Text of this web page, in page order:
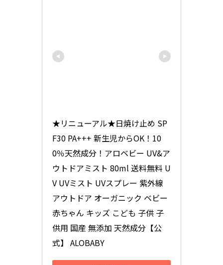
★リニューアル★日焼け止め SP
F30 PA+++ 新生児からOK！10
0％天然成分！アロベビー UV&ア
ウトドアミスト 80ml 送料無料 U
V UVミスト UVスプレー 紫外線
アウトドア オーガニック ベビー
赤ちゃん キッズ こども 子供 子
供用 国産 無添加 天然成分【公
式】 ALOBABY